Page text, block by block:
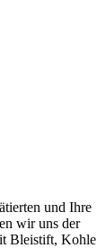
und Ihre
wir uns der
Bleistift, Kohle